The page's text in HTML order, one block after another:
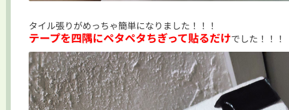
タイル張りがめっちゃ簡単になりました！！！
テープを四隅にペタペタちぎって貼るだけでした！！！